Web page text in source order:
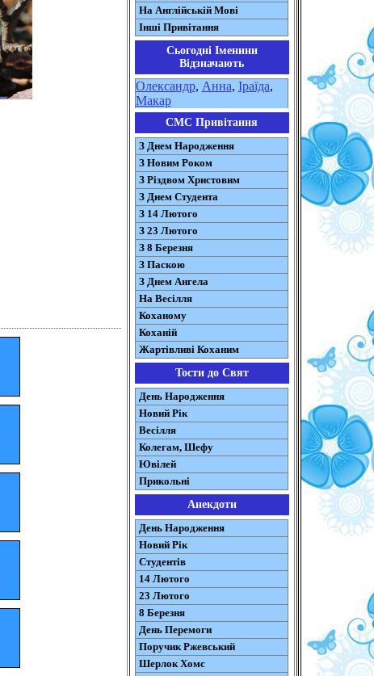
На Англійській Мові
Інші Привітання
Сьогодні Іменини
Відзначають
Олександр, Анна, Іраїда,
Макар
СМС Привітання
З Днем Народження
З Новим Роком
З Різдвом Христовим
З Днем Студента
З 14 Лютого
З 23 Лютого
З 8 Березня
З Паскою
З Днем Ангела
На Весілля
Коханому
Коханій
Жартівливі Коханим
Тости до Свят
День Народження
Новий Рік
Весілля
Колегам, Шефу
Ювілей
Прикольні
Анекдоти
День Народження
Новий Рік
Студентів
14 Лютого
23 Лютого
8 Березня
День Перемоги
Поручик Ржевський
Шерлок Хомс